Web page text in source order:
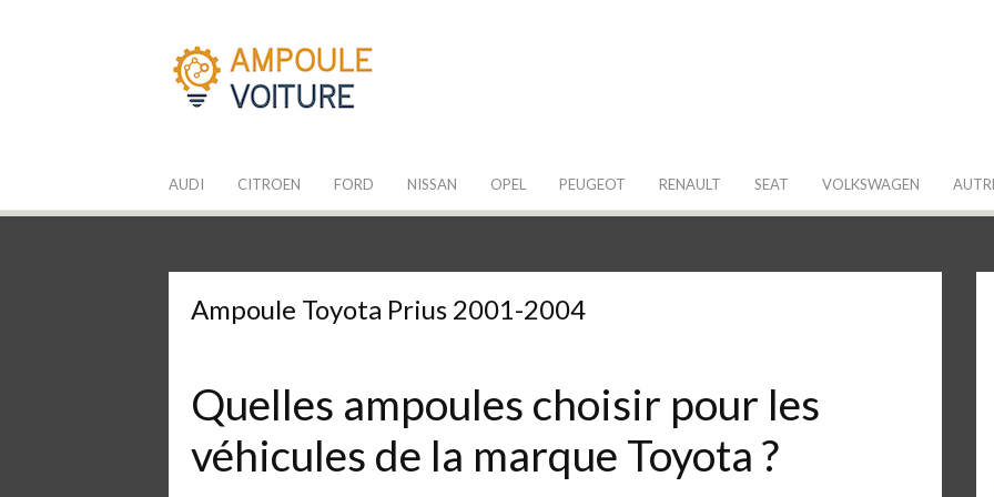
AUDI CITROEN FORD NISSAN OPEL PEUGEOT RENAULT SEAT VOLKSWAGEN
Ampoule Toyota Prius 2001-2004
Quelles ampoules choisir pour les
véhicules de la marque Toyota ?